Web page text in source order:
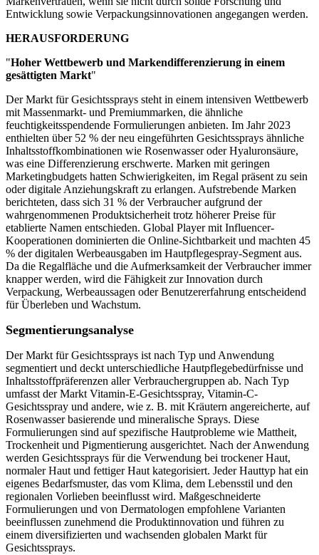
Entwicklung sowie Verpackungsinnovationen angegangen werden.
HERAUSFORDERUNG
"Hoher Wettbewerb und Markendifferenzierung in einem
gesättigten Markt"
Der Markt für Gesichtssprays steht in einem intensiven Wettbewerb
mit Massenmarkt- und Premiummarken, die ähnliche
feuchtigkeitsspendende Formulierungen anbieten. Im Jahr 2023
enthielten über 52 % der neu eingeführten Gesichtssprays ähnliche
Inhaltsstoffkombinationen wie Rosenwasser oder Hyaluronsäure,
was eine Differenzierung erschwerte. Marken mit geringen
Marketingbudgets hatten Schwierigkeiten, im Regal präsent zu sein
oder digitale Anziehungskraft zu erlangen. Aufstrebende Marken
berichteten, dass sich 31 % der Verbraucher aufgrund der
wahrgenommenen Produktsicherheit trotz höherer Preise für
etablierte Namen entschieden. Global Player mit Influencer-
Kooperationen dominierten die Online-Sichtbarkeit und machten 45
% der digitalen Werbeausgaben im Hautpflegespray-Segment aus.
Da die Regalfläche und die Aufmerksamkeit der Verbraucher immer
knapper werden, wird die Fähigkeit zur Innovation durch
Verpackung, Werbeaussagen oder Benutzererfahrung entscheidend
für Überleben und Wachstum.
Segmentierungsanalyse
Der Markt für Gesichtssprays ist nach Typ und Anwendung
segmentiert und deckt unterschiedliche Hautpflegebedürfnisse und
Inhaltsstoffpräferenzen aller Verbrauchergruppen ab. Nach Typ
umfasst der Markt Vitamin-E-Gesichtsspray, Vitamin-C-
Gesichtsspray und andere, wie z. B. mit Kräutern angereicherte, auf
Rosenwasser basierende und mineralische Sprays. Diese
Formulierungen sind auf spezifische Hautprobleme wie Mattheit,
Trockenheit und Pigmentierung ausgerichtet. Nach der Anwendung
werden Gesichtssprays für die Verwendung bei trockener Haut,
normaler Haut und fettiger Haut kategorisiert. Jeder Hauttyp hat ein
eigenes Bedarfsmuster, das vom Klima, dem Lebensstil und den
regionalen Vorlieben beeinflusst wird. Maßgeschneiderte
Formulierungen und von Dermatologen empfohlene Varianten
beeinflussen zunehmend die Produktinnovation und führen zu
einem diversifizierten und wachsenden globalen Markt für
Gesichtssprays.